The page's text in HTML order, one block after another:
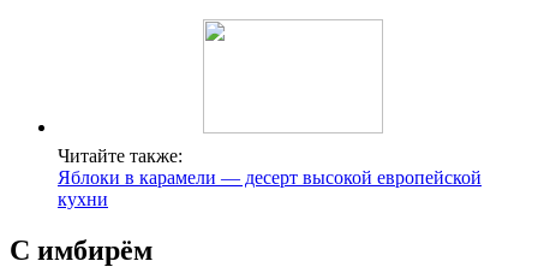
Читайте также:
Яблоки в карамели — десерт высокой европейской
кухни
С имбирём